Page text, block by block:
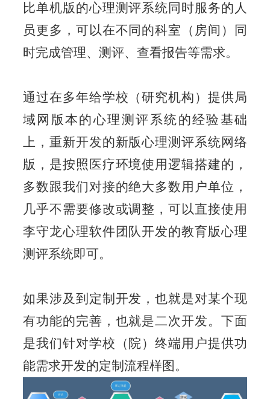
比单机版的心理测评系统同时服务的人
员更多，可以在不同的科室（房间）同
时完成管理、测评、查看报告等需求。
通过在多年给学校（研究机构）提供局
域网版本的心理测评系统的经验基础
上，重新开发的新版心理测评系统网络
版，是按照医疗环境使用逻辑搭建的，
多数跟我们对接的绝大多数用户单位，
几乎不需要修改或调整，可以直接使用
李守龙心理软件团队开发的教育版心理
测评系统即可。
如果涉及到定制开发，也就是对某个现
有功能的完善，也就是二次开发。下面
是我们针对学校（院）终端用户提供功
能需求开发的定制流程样图。